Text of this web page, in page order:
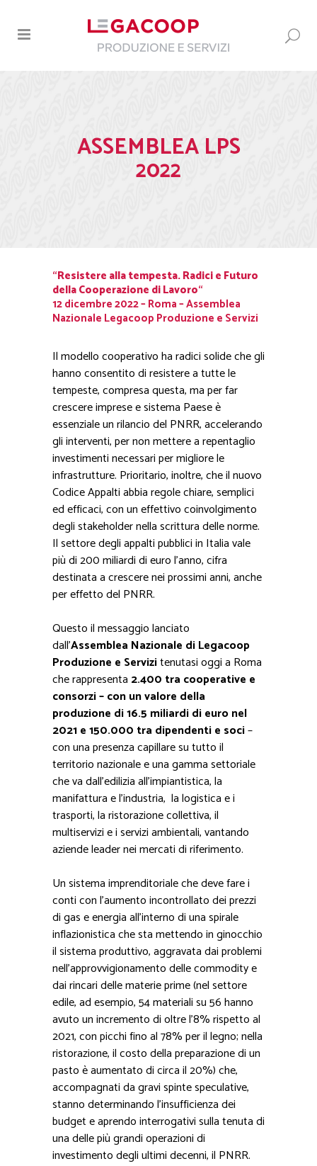
ASSEMBLEA LPS
2022
“Resistere alla tempesta. Radici e Futuro
della Cooperazione di Lavoro“
12 dicembre 2022 – Roma – Assemblea
Nazionale Legacoop Produzione e Servizi
Il modello cooperativo ha radici solide che gli
hanno consentito di resistere a tutte le
tempeste, compresa questa, ma per far
crescere imprese e sistema Paese è
essenziale un rilancio del PNRR, accelerando
gli interventi, per non mettere a repentaglio
investimenti necessari per migliore le
infrastrutture. Prioritario, inoltre, che il nuovo
Codice Appalti abbia regole chiare, semplici
ed efficaci, con un effettivo coinvolgimento
degli stakeholder nella scrittura delle norme.
Il settore degli appalti pubblici in Italia vale
più di 200 miliardi di euro l’anno, cifra
destinata a crescere nei prossimi anni, anche
per effetto del PNRR.
Questo il messaggio lanciato
dall’Assemblea Nazionale di Legacoop
Produzione e Servizitenutasi oggi a Roma
che rappresenta 2.400 tra cooperative e
consorzi – con un valore della
produzione di 16.5 miliardi di euro nel
2021 e 150.000 tra dipendenti e soci–
con una presenza capillare su tutto il
territorio nazionale e una gamma settoriale
che va dall’edilizia all’impiantistica, la
manifattura e l’industria, la logistica e i
trasporti, la ristorazione collettiva, il
multiservizi e i servizi ambientali, vantando
aziende leader nei mercati di riferimento.
Un sistema imprenditoriale che deve fare i
conti con l’aumento incontrollato dei prezzi
di gas e energia all’interno di una spirale
inflazionistica che sta mettendo in ginocchio
il sistema produttivo, aggravata dai problemi
nell’approvvigionamento delle commodity e
dai rincari delle materie prime (nel settore
edile, ad esempio, 54 materiali su 56 hanno
avuto un incremento di oltre l’8% rispetto al
2021, con picchi fino al 78% per il legno; nella
ristorazione, il costo della preparazione di un
pasto è aumentato di circa il 20%) che,
accompagnati da gravi spinte speculative,
stanno determinando l’insufficienza dei
budget e aprendo interrogativi sulla tenuta di
una delle più grandi operazioni di
investimento degli ultimi decenni, il PNRR.